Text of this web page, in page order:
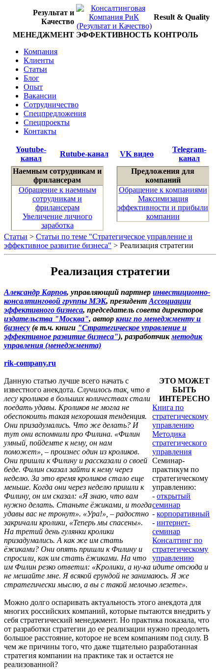
Результат и
Качество
Result & Quality
МЕНЕДЖМЕНТ ЭФФЕКТИВНОСТЬ КОНТРОЛЬ
Компания
Клиенты
Статьи
Блог
Опыт
Вакансии
Сотрудничество
Спецпредложения
Спецпроекты
Контакты
Youtube-
канал
Rutube-канал VK видео
Telegram-
канал
Наемным сотрудникам и
фрилансерам
Обращение к наемным
сотрудникам и
фрилансерам
Увеличение личного
заработка
Предложения для
компаний
Обращение к компаниями
Максимизация
эффективности и прибыли
компании
Статьи > Статьи по теме "Стратегическое управление и
эффективное развитие бизнеса" > Реализация стратегии
Реализация стратегии
Александр Карпов, управляющий партнер инвестиционно-
консалтинговой группы МЭК, президент Ассоциации
эффективного бизнеса, председатель совета директоров
издательства "Москва", автор книг по менеджменту и
бизнесу (в т.ч. книги "Стратегическое управление и
эффективное развитие бизнеса"), разработчикметодик
управления (менеджмента)
rik-company.ru
ЭТО МОЖЕТ
БЫТЬ
ИНТЕРЕСНО
Книга по
стратегическому
управлению
Методика
стратегического
управления
Семинар-
практикум по
стратегическому
управлению:
-открытый
семинар
-корпоративный
-интернет-
семинар
Консалтинг по
стратегическому
управлению
Данную статью лучше всего начать с
известного анекдота. Случилось так, что в
лесу кроликов в больших количествах стали
поедать удавы. Кроликов не могла не
обеспокоить такая нехорошая тенденция.
Они призадумались. Что же делать? И
тут они вспомнили про Филина. «Филин
умный, пойдемте к нему, он нам
поможет», – произнес один из кроликов.
Они пришли к Филину и рассказали о своей
беде. Филин сказал зайти к нему через
неделю. За это время кроликов стало еще
меньше. Когда они через неделю пришли к
Филину, он им сказал: «Я знаю, что вам
нужно делать. Станьте ёжиками, и тогда
удавы вас не тронут». «Ура!», – радостно
закричали кролики, «Теперь мы спасены».
На третий день гулянки кролики
призадумались. А как же им стать
ёжиками? Они опять пришли к Филину и
спросили, как им стать ёжиками. На что
им Филин резко ответил: «Кролики, а ну-ка идите отсюда и
не мешайте мне. Я всякой ерундой не занимаюсь. Я же
стратегически мыслю, а вы с такой мелочью лезете».
Можно долго оспаривать актуальность этого анекдота для
многих российских компаний, которые пытаются внедрить у
себя стратегический менеджмент. Но практика показала, что
от разработки стратегии до ее реализации нужно преодолеть
большое расстояние, которое не всем компаниям под силу. В
чем же причины того, что даже тщательно разработанная
стратегия компании на практике так и остается не
реализованной?